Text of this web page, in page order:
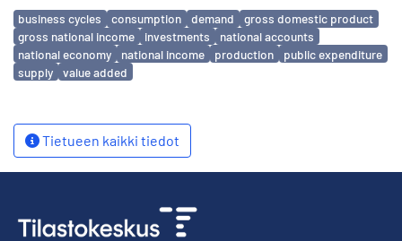
Avainsanat
business cycles consumption demand
gross domestic product
gross national income
investments
national accounts
national economy
national income production
public expenditure
supply
value added
Tietueen kaikki tiedot